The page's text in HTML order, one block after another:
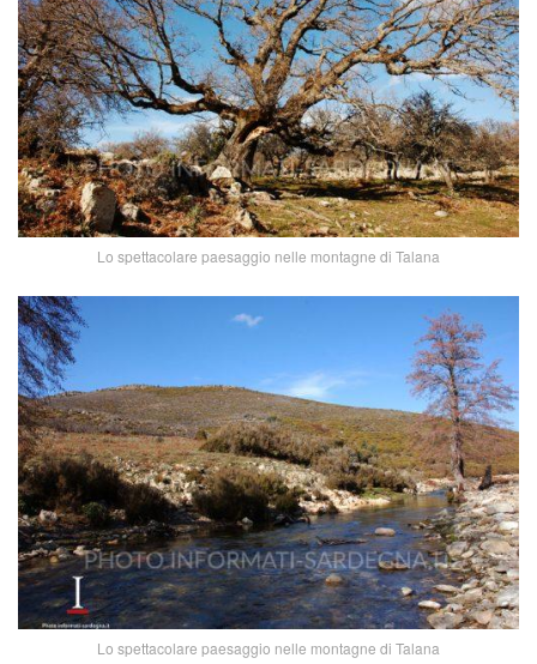
Lo spettacolare paesaggio nelle montagne di Talana
Lo spettacolare paesaggio nelle montagne di Talana